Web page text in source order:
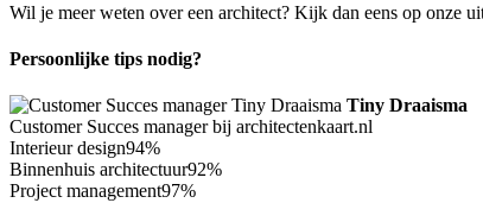
Wil je meer weten over een architect? Kijk dan eens op onze
Persoonlijke tips nodig?
Tiny Draaisma
Customer Succes manager bij architectenkaart.nl
Interieur design94%
Binnenhuis architectuur92%
Project management97%